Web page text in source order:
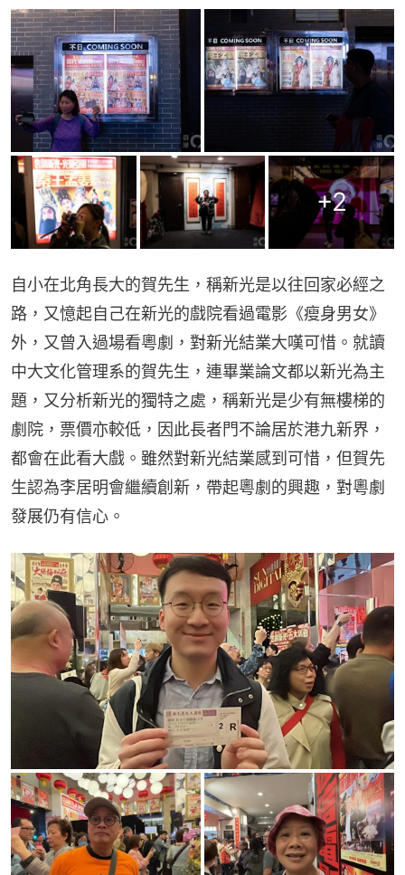
+2
自小在北角長大的賀先生，稱新光是以往回家必經之
路，又憶起自己在新光的戲院看過電影《瘦身男女》
外，又曾入過場看粵劇，對新光結業大嘆可惜。就讀
中大文化管理系的賀先生，連畢業論文都以新光為主
題，又分析新光的獨特之處，稱新光是少有無樓梯的
劇院，票價亦較低，因此長者門不論居於港九新界，
都會在此看大戲。雖然對新光結業感到可惜，但賀先
生認為李居明會繼續創新，帶起粵劇的興趣，對粵劇
發展仍有信心。